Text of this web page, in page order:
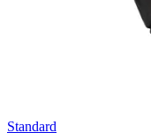
Standard